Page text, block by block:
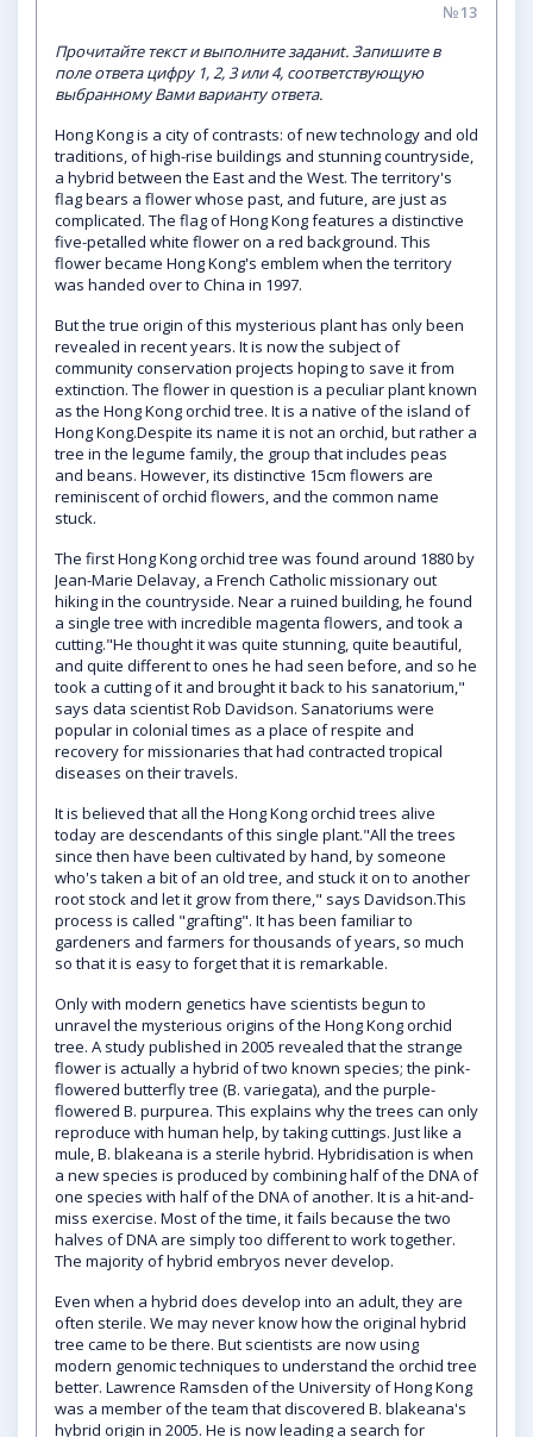
№13
Прочитайте текст и выполните заданиt. Запишите в
поле ответа цифру 1, 2, 3 или 4, соответствующую
выбранному Вами варианту ответа.
Hong Kong is a city of contrasts: of new technology and old
traditions, of high-rise buildings and stunning countryside,
a hybrid between the East and the West. The territory's
flag bears a flower whose past, and future, are just as
complicated. The flag of Hong Kong features a distinctive
five-petalled white flower on a red background. This
flower became Hong Kong's emblem when the territory
was handed over to China in 1997.
But the true origin of this mysterious plant has only been
revealed in recent years. It is now the subject of
community conservation projects hoping to save it from
extinction. The flower in question is a peculiar plant known
as the Hong Kong orchid tree. It is a native of the island of
Hong Kong.Despite its name it is not an orchid, but rather a
tree in the legume family, the group that includes peas
and beans. However, its distinctive 15cm flowers are
reminiscent of orchid flowers, and the common name
stuck.
The first Hong Kong orchid tree was found around 1880 by
Jean-Marie Delavay, a French Catholic missionary out
hiking in the countryside. Near a ruined building, he found
a single tree with incredible magenta flowers, and took a
cutting."He thought it was quite stunning, quite beautiful,
and quite different to ones he had seen before, and so he
took a cutting of it and brought it back to his sanatorium,"
says data scientist Rob Davidson. Sanatoriums were
popular in colonial times as a place of respite and
recovery for missionaries that had contracted tropical
diseases on their travels.
It is believed that all the Hong Kong orchid trees alive
today are descendants of this single plant."All the trees
since then have been cultivated by hand, by someone
who's taken a bit of an old tree, and stuck it on to another
root stock and let it grow from there," says Davidson.This
process is called "grafting". It has been familiar to
gardeners and farmers for thousands of years, so much
so that it is easy to forget that it is remarkable.
Only with modern genetics have scientists begun to
unravel the mysterious origins of the Hong Kong orchid
tree. A study published in 2005 revealed that the strange
flower is actually a hybrid of two known species; the pink-
flowered butterfly tree (B. variegata), and the purple-
flowered B. purpurea. This explains why the trees can only
reproduce with human help, by taking cuttings. Just like a
mule, B. blakeana is a sterile hybrid. Hybridisation is when
a new species is produced by combining half of the DNA of
one species with half of the DNA of another. It is a hit-and-
miss exercise. Most of the time, it fails because the two
halves of DNA are simply too different to work together.
The majority of hybrid embryos never develop.
Even when a hybrid does develop into an adult, they are
often sterile. We may never know how the original hybrid
tree came to be there. But scientists are now using
modern genomic techniques to understand the orchid tree
better. Lawrence Ramsden of the University of Hong Kong
was a member of the team that discovered B. blakeana's
hybrid origin in 2005. He is now leading a search for